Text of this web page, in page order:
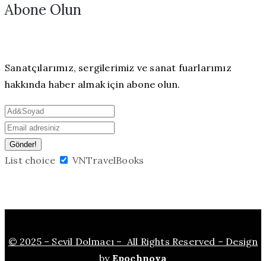
Abone Olun
Sanatçılarımız, sergilerimiz ve sanat fuarlarımız
hakkında haber almak için abone olun.
List choice VNTravelBooks
© 2025 – Sevil Dolmacı – All Rights Reserved – Design
by Epochnova